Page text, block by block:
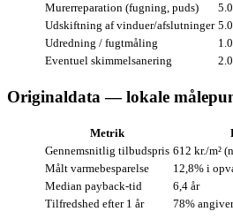
Murerreparation (fugning, puds)
Udskiftning af vinduer/afslutninger
Udredning / fugtmåling
Eventuel skimmelsanering
Originaldata — lokale
Metrik
Gennemsnitlig tilbudspris 612 kr./m²
Målt varmebesparelse
12,8% i
Median payback‑tid
6,4 år
Tilfredshed efter 1 år
78%